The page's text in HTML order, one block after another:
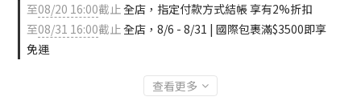
至08/20 16:00截止全店，指定付款方式結帳 享有2%折扣
至08/31 16:00截止全店，8/6 - 8/31 | 國際包裹滿$3500即享
免運
查看更多